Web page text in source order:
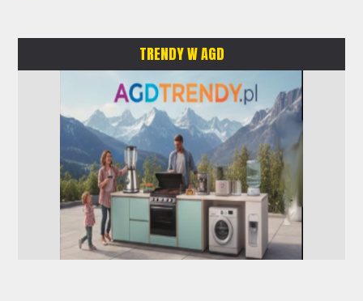
TRENDY W AGD